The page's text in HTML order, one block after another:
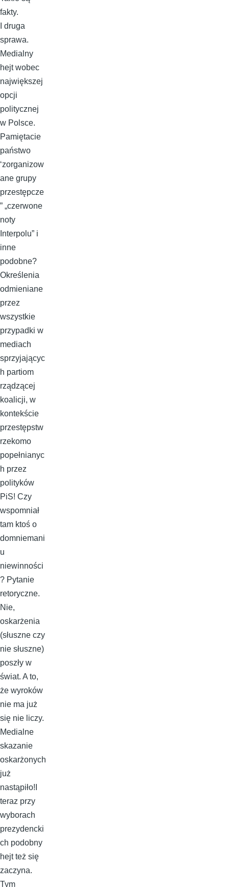
fakty.
I druga
sprawa.
Medialny
hejt wobec
największej
opcji
politycznej
w Polsce.
Pamiętacie
państwo
‘zorganizow
ane grupy
przestępcze
” „czerwone
noty
Interpolu” i
inne
podobne?
Określenia
odmieniane
przez
wszystkie
przypadki w
mediach
sprzyjającyc
h partiom
rządzącej
koalicji, w
kontekście
przestępstw
rzekomo
popełnianyc
h przez
polityków
PiS! Czy
wspomniał
tam ktoś o
domniemani
u
niewinności
? Pytanie
retoryczne.
Nie,
oskarżenia
(słuszne czy
nie słuszne)
poszły w
świat. A to,
że wyroków
nie ma już
się nie liczy.
Medialne
skazanie
oskarżonych
już
nastąpiło!I
teraz przy
wyborach
prezydencki
ch podobny
hejt też się
zaczyna.
Tym